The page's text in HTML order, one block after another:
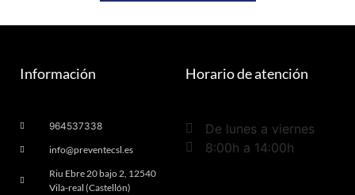
Información
964537338
info@preventecsl.es
Riu Ebre 20 bajo 2, 12540
Vila-real (Castellón)
Horario de atención
De lunes a viernes
8:00h a 14:00h